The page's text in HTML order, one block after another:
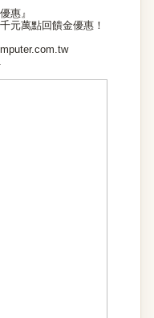
惠』
元萬點回饋金優惠！
com.tw